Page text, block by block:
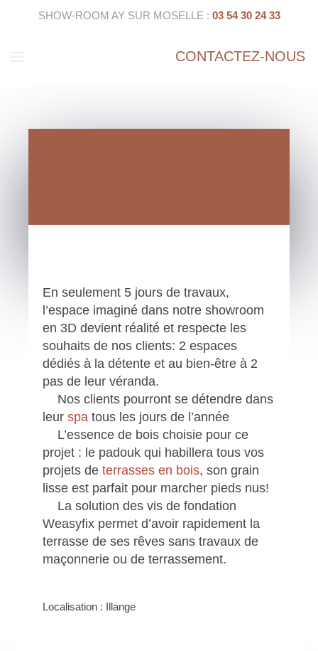
SHOW-ROOM AY SUR MOSELLE : 03 54 30 24 33
a CONTACTEZ-NOUS
En seulement 5 jours de travaux,
l’espace imaginé dans notre showroom
en 3D devient réalité et respecte les
souhaits de nos clients: 2 espaces
dédiés à la détente et au bien-être à 2
pas de leur véranda.
Nos clients pourront se détendre dans
leurspa tous les jours de l’année
L’essence de bois choisie pour ce
projet : le padouk qui habillera tous vos
projets deterrasses en bois, son grain
lisse est parfait pour marcher pieds nus!
La solution des vis de fondation
Weasyfix permet d’avoir rapidement la
terrasse de ses rêves sans travaux de
maçonnerie ou de terrassement.
Localisation : Illange